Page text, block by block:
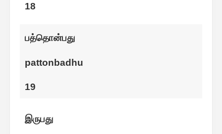
18
பத்தொன்பது
pattonbadhu
19
இருபது